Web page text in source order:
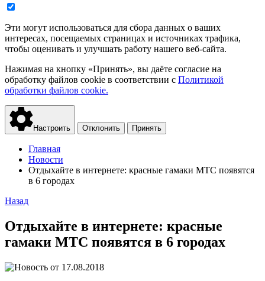
Эти могут использоваться для сбора данных о ваших
интересах, посещаемых страницах и источниках трафика,
чтобы оценивать и улучшать работу нашего веб-сайта.
Нажимая на кнопку «Принять», вы даёте согласие на
обработку файлов cookie в соответствии с Политикой
обработки файлов cookie.
Настроить Отклонить Принять
Главная
Новости
Отдыхайте в интернете: красные гамаки МТС появятся
в 6 городах
Назад
Отдыхайте в интернете: красные
гамаки МТС появятся в 6 городах
17.08.2018